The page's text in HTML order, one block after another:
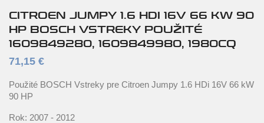
CITROEN JUMPY 1.6 HDI 16V 66 KW 90
HP BOSCH VSTREKY POUŽITÉ
1609849280, 1609849980, 1980CQ
71,15 €
Použité BOSCH Vstreky pre Citroen Jumpy 1.6 HDi 16V 66 kW
90 HP
Rok: 2007 - 2012